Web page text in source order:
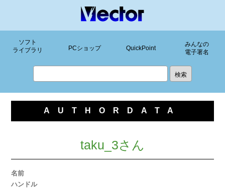
ソフト
ライブラリ
PCショップ QuickPoint
みんなの
電子署名
AUTHORDATA
taku_3さん
名前
ハンドル